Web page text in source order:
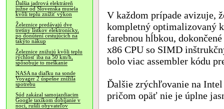
Ďalšia jadrová elektráreň
južne od Slovenska musela
kvôli teplu znížiť výkon
Železnice predávajú dve
tretiny lístkov elektronicky,
po donútení cestujúcich na
takýto nákup
Železnice znižujú kvôli teplu
rýchlosť iba na 50 km/h,
spôsobuje to meškanie
NASA na diaľku na sonde
Voyager 2 úspešne znížila
spotrebu
Súd zakázal samojazdiacim
Google taxíkom dobíjanie v
noci, rušili obyvateľov
V každom prípade avizuje,
kompletný optimalizovaný
farebnou hĺbkou,
x86 CPU so SIMD
bolo viac assembler kódu
Ďalšie zrýchľovanie na
pričom opäť nie je úplne